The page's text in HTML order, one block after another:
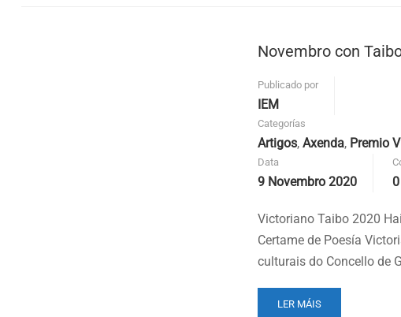
TAIBO-
O
PRAZO
ENTREGA
O
DÍA
2
DE
2022.
Novembro con
Publicado por
IEM
Categorías
Artigos, Axenda, Premio
Data
9 Novembro 2020
Victoriano Taibo 2020
Certame de Poesía
culturais do Concello de
READ
LER MÁIS